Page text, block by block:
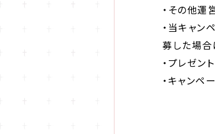
・その他運
・当キャン
募した場合
・プレゼン
・キャンペ